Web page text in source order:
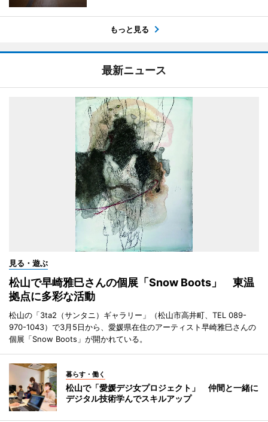
もっと見る
最新ニュース
見る・遊ぶ
松山で早崎雅巳さんの個展「Snow Boots」 東温
拠点に多彩な活動
松山の「3ta2（サンタニ）ギャラリー」（松山市高井町、TEL 089-
970-1043）で3月5日から、愛媛県在住のアーティスト早崎雅巳さんの
個展「Snow Boots」が開かれている。
暮らす・働く
松山で「愛媛デジ女プロジェクト」 仲間と一緒に
デジタル技術学んでスキルアップ